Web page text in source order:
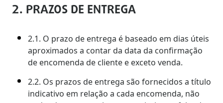
2. PRAZOS DE ENTREGA
2.1. O prazo de entrega é baseado em dias úteis
aproximados a contar da data da confirmação
de encomenda de cliente e exceto venda.
2.2. Os prazos de entrega são fornecidos a título
indicativo em relação a cada encomenda, não